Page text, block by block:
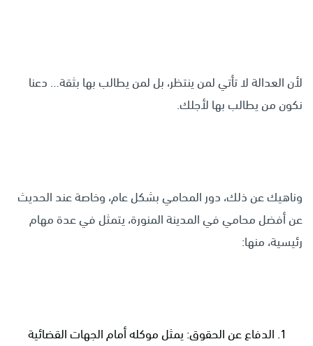
لأن العدالة لا تأتي لمن ينتظر، بل لمن يطالب بها بثقة… دعنا
نكون من يطالب بها لأجلك.
وناهيك عن ذلك، دور المحامي بشكل عام، وخاصة عند الحديث
عن أفضل محامي في المدينة المنورة، يتمثل في عدة مهام
رئيسية، منها:
الدفاع عن الحقوق: يمثل موكله أمام الجهات القضائية